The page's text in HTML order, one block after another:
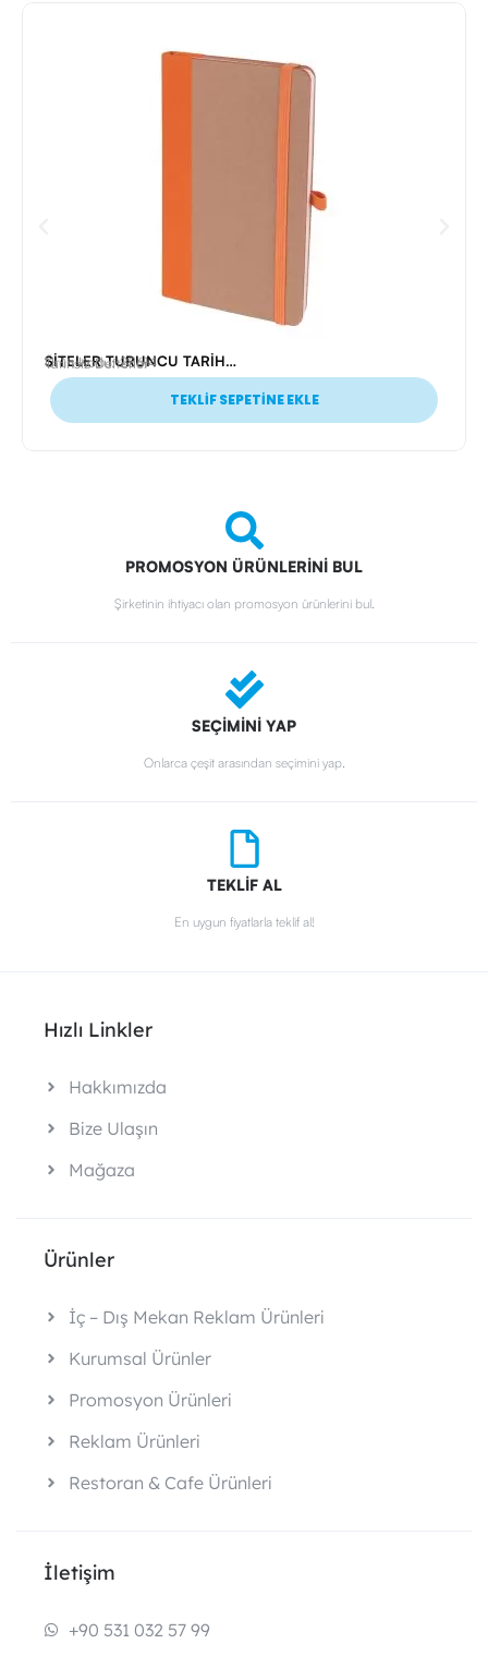
SİTELER TURUNCU TARİHSİZ DEFTER (13X21 CM)
Ürün Kodu: 25614
Tarihsiz Defterler
TEKLİF SEPETİNE EKLE
PROMOSYON ÜRÜNLERİNİ BUL
Şirketinin ihtiyacı olan promosyon ürünlerini bul.
SEÇİMİNİ YAP
Onlarca çeşit arasından seçimini yap.
TEKLİF AL
En uygun fiyatlarla teklif al!
Hızlı Linkler
Hakkımızda
Bize Ulaşın
Mağaza
Ürünler
İç – Dış Mekan Reklam Ürünleri
Kurumsal Ürünler
Promosyon Ürünleri
Reklam Ürünleri
Restoran & Cafe Ürünleri
İletişim
+90 531 032 57 99